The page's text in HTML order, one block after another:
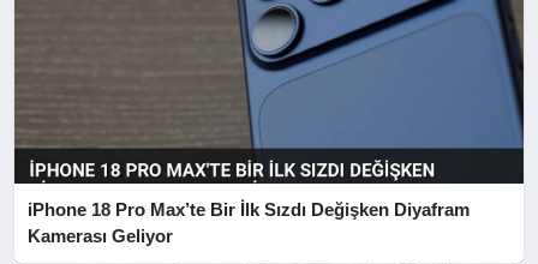
iPhone 18 Pro Max’te Bir İlk Sızdı Değişken Diyafram
Kamerası Geliyor